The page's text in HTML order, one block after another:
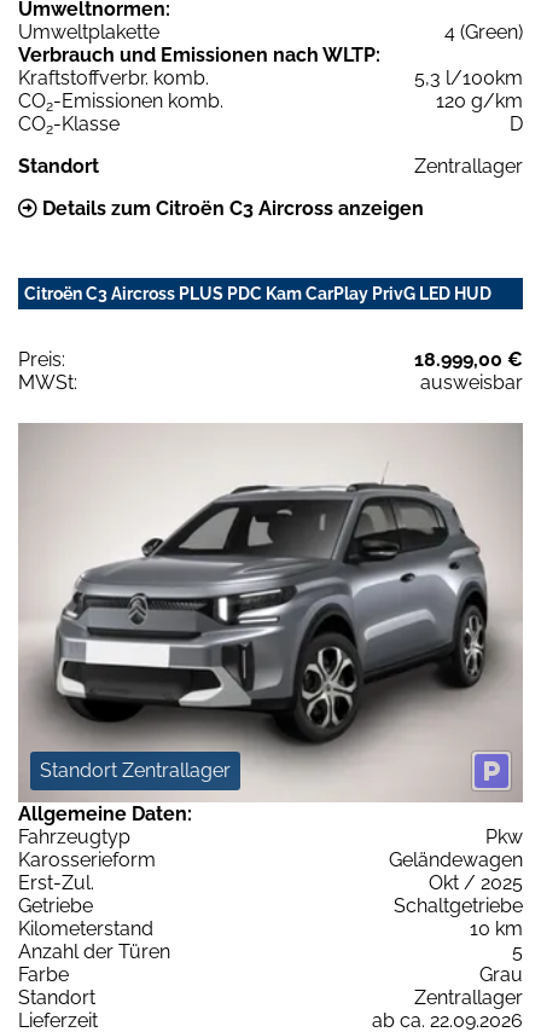
Umweltnormen:
Umweltplakette
4 (Green)
Verbrauch und Emissionen nach WLTP:
Kraftstoffverbr. komb.
5,3 l/100km
CO2-Emissionen komb.
120 g/km
CO2-Klasse
D
Standort
Zentrallager
Details zum Citroën C3 Aircross anzeigen
Citroën C3 Aircross PLUS PDC Kam CarPlay PrivG LED HUD
Preis:
18.999,00 €
MWSt:
ausweisbar
Standort Zentrallager
Allgemeine Daten:
Fahrzeugtyp
Pkw
Karosserieform
Geländewagen
Erst-Zul.
Okt / 2025
Getriebe
Schaltgetriebe
Kilometerstand
10 km
Anzahl der Türen
5
Farbe
Grau
Standort
Zentrallager
Lieferzeit
ab ca. 22.09.2026